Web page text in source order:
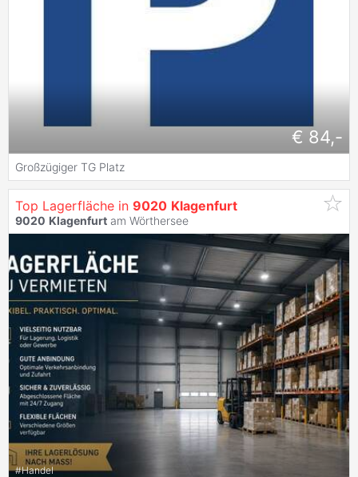
€ 84,-
Großzügiger TG Platz
Top Lagerfläche in 9020 Klagenfurt
9020 Klagenfurt am Wörthersee
#Handel